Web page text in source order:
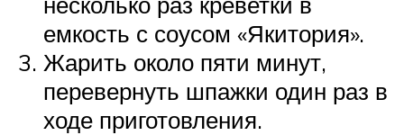
емкость с соусом «Якитория».
Жарить около пяти минут,
перевернуть шпажки один раз в
ходе приготовления.